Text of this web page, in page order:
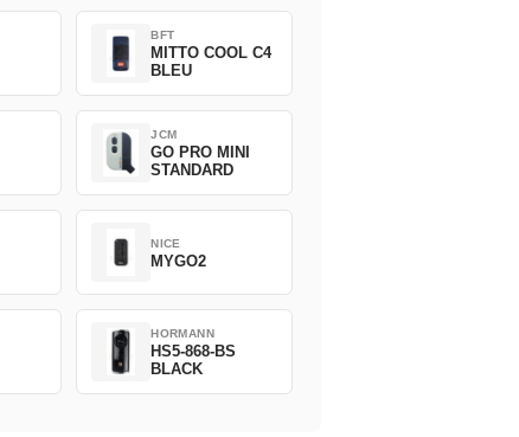
BFT
MITTO COOL C4
BLEU
JCM
GO PRO MINI
STANDARD
NICE
MYGO2
HORMANN
HS5-868-BS
BLACK